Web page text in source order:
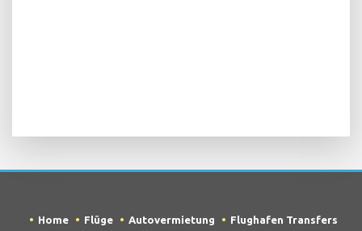
Home Flüge Autovermietung
Flughafen Transfers